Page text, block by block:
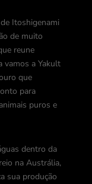
Itoshigenami
de muito
reune
vamos a Yakult
que
para
puros e
dentro da
na Austrália,
sua produção